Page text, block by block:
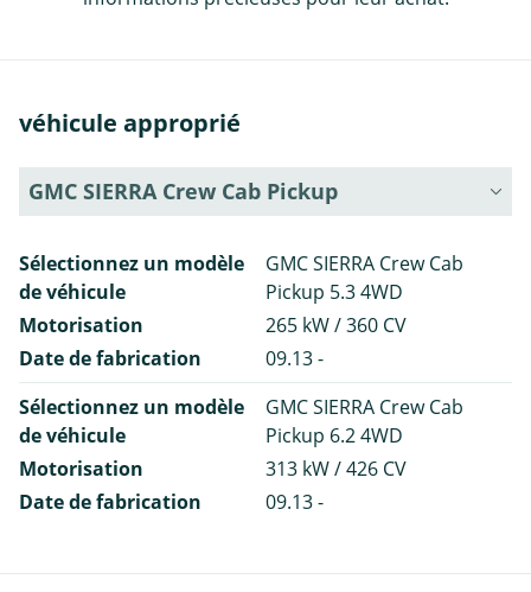
véhicule approprié
GMC SIERRA Crew Cab Pickup
Sélectionnez un modèle
de véhicule
GMC SIERRA Crew Cab
Pickup 5.3 4WD
Motorisation
265 kW / 360 CV
Date de fabrication
09.13 -
Sélectionnez un modèle
de véhicule
GMC SIERRA Crew Cab
Pickup 6.2 4WD
Motorisation
313 kW / 426 CV
Date de fabrication
09.13 -